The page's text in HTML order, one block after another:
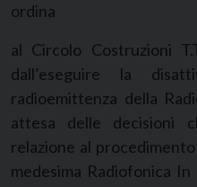
ordina
al Circolo Costruzioni
dall’eseguire la
radioemittenza della
attesa delle decisioni
relazione al
medesima Radiofonica